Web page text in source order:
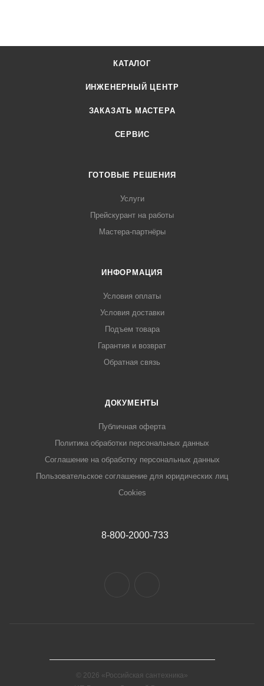
КАТАЛОГ
ИНЖЕНЕРНЫЙ ЦЕНТР
ЗАКАЗАТЬ МАСТЕРА
СЕРВИС
ГОТОВЫЕ РЕШЕНИЯ
Услуги
Прейскурант на работы
Мастера-партнёры
ИНФОРМАЦИЯ
Условия оплаты
Условия доставки
Подъем товара
Гарантия и возврат
Обратная связь
ДОКУМЕНТЫ
Публичная оферта
Политика обработки персональных данных
Соглашение на обработку персональных данных
Пользовательское соглашение для юридических лиц
Cookies
8-800-2000-733
© 2026 «Российская сантехника»